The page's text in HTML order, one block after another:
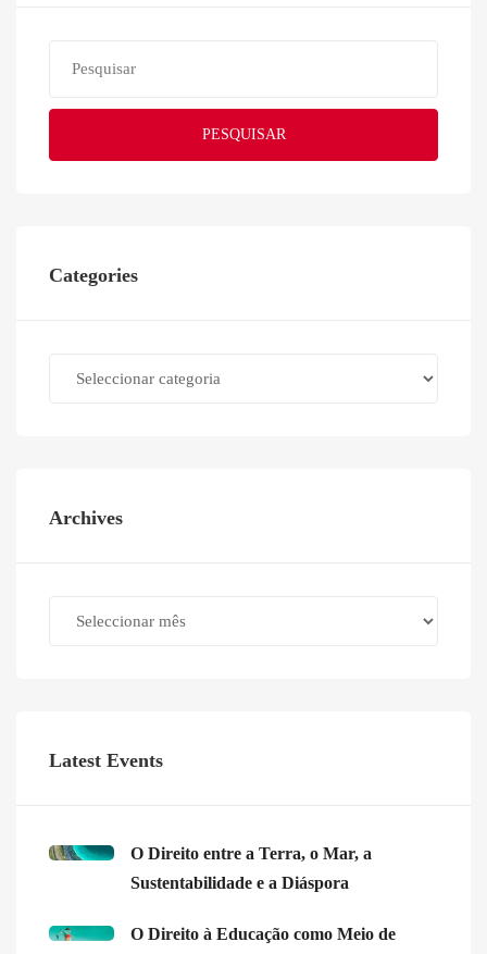
PESQUISAR
Categories
Archives
Latest Events
O Direito entre a Terra, o Mar, a
Sustentabilidade e a Diáspora
O Direito à Educação como Meio de